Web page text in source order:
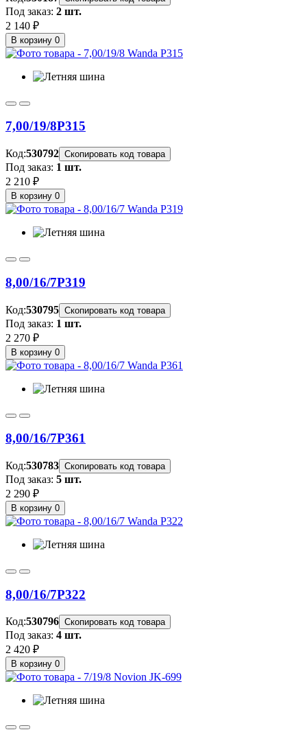
Под заказ: 2 шт.
2 140 ₽
В корзину 0
7,00/19/8P315
Код:530792 Скопировать код товара
Под заказ: 1 шт.
2 210 ₽
В корзину 0
8,00/16/7P319
Код:530795 Скопировать код товара
Под заказ: 1 шт.
2 270 ₽
В корзину 0
8,00/16/7P361
Код:530783 Скопировать код товара
Под заказ: 5 шт.
2 290 ₽
В корзину 0
8,00/16/7P322
Код:530796 Скопировать код товара
Под заказ: 4 шт.
2 420 ₽
В корзину 0